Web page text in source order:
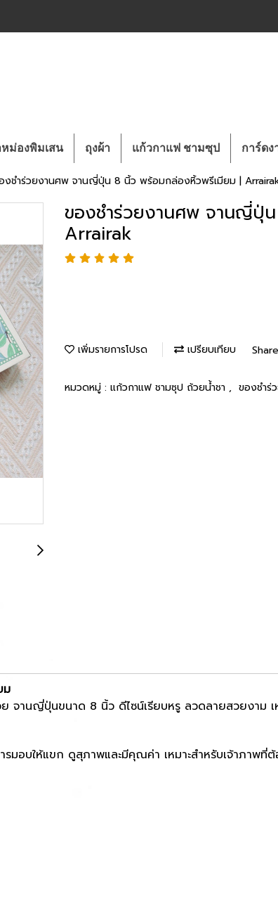
ม่องพิมเสน ถุงผ้า แก้วกาแฟ ชามซุป การ์ดง
งชำร่วยงานศพ จานญี่ปุ่น 8 นิ้ว พร้อมกล่องหิ้วพรีเมียม |
ของชำร่วยงานศพ จานญี่ปุ่
Arrairak
เพิ่มรายการโปรด เปรียบเทียบ Share
หมวดหมู่ : แก้วกาแฟ ชามซุป ถ้วยน้ำชา , ของชำร่
ม
จานญี่ปุ่นขนาด 8 นิ้ว ดีไซน์เรียบหรู ลวดลายสวยงาม เ
บให้แขก ดูสุภาพและมีคุณค่า เหมาะสำหรับเจ้าภาพที่ต้